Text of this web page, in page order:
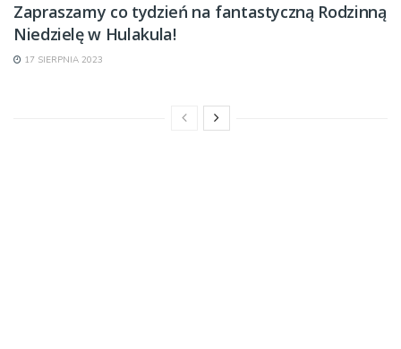
Zapraszamy co tydzień na fantastyczną Rodzinną
Niedzielę w Hulakula!
17 SIERPNIA 2023